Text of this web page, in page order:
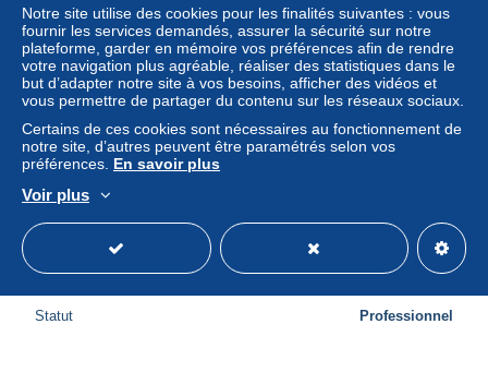
KANSAS CITY
± 3,12 $US
Statut Professionnel
Notre site utilise des cookies pour les finalités suivantes : vous
fournir les services demandés, assurer la sécurité sur notre
plateforme, garder en mémoire vos préférences afin de rendre
votre navigation plus agréable, réaliser des statistiques dans le
but d’adapter notre site à vos besoins, afficher des vidéos et
vous permettre de partager du contenu sur les réseaux sociaux.
Certains de ces cookies sont nécessaires au fonctionnement de
notre site, d’autres peuvent être paramétrés selon vos
préférences. En savoir plus
Voir plus